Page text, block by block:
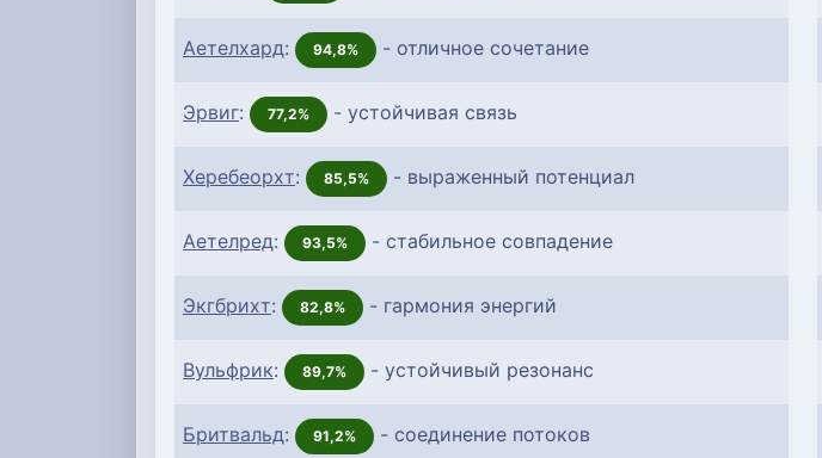
Аетелхард: 94,8% - отличное сочетание
Эрвиг: 77,2% - устойчивая связь
Херебеорхт: 85,5% - выраженный потенциал
Аетелред: 93,5% - стабильное совпадение
Экгбрихт: 82,8% - гармония энергий
Вульфрик: 89,7% - устойчивый резонанс
Бритвальд: 91,2% - соединение потоков